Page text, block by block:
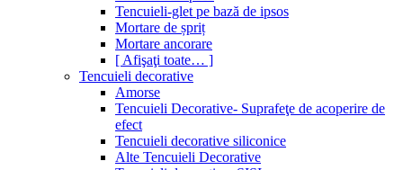
Tencuieli-glet pe bază de ipsos
Mortare de șpriț
Mortare ancorare
[ Afişaţi toate… ]
Tencuieli decorative
Amorse
Tencuieli Decorative- Suprafeţe de acoperire de
efect
Tencuieli decorative siliconice
Alte Tencuieli Decorative